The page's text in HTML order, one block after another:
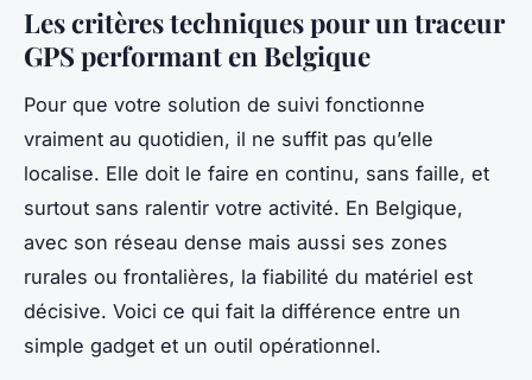
Les critères techniques pour un traceur
GPS performant en Belgique
Pour que votre solution de suivi fonctionne
vraiment au quotidien, il ne suffit pas qu’elle
localise. Elle doit le faire en continu, sans faille, et
surtout sans ralentir votre activité. En Belgique,
avec son réseau dense mais aussi ses zones
rurales ou frontalières, la fiabilité du matériel est
décisive. Voici ce qui fait la différence entre un
simple gadget et un outil opérationnel.